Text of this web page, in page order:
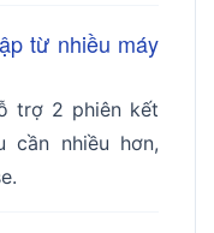
từ nhiều máy
trợ 2 phiên kết
cần nhiều hơn,